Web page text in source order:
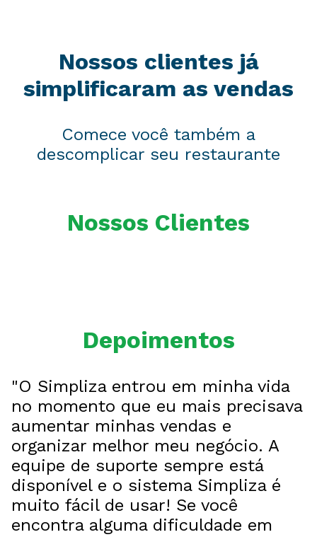
Nossos clientes já
simplificaram as vendas
Comece você também a
descomplicar seu restaurante
Nossos Clientes
Depoimentos
"O Simpliza entrou em minha vida
no momento que eu mais precisava
aumentar minhas vendas e
organizar melhor meu negócio. A
equipe de suporte sempre está
disponível e o sistema Simpliza é
muito fácil de usar! Se você
encontra alguma dificuldade em